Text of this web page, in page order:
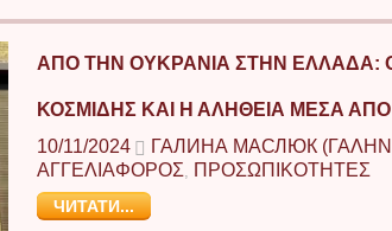
ΑΠΌ ΤΗΝ ΟΥΚΡΑΝΊΑ ΣΤΗΝ ΕΛΛΆΔΑ:
ΚΟΣΜΊΔΗΣ ΚΑΙ Η ΑΛΉΘΕΙΑ ΜΈΣΑ
10/11/2024
ГАЛИНА МАСЛЮК
ΑΓΓΕΛΙΑΦΟΡΟΣ, ΠΡΟΣΩΠΙΚΟΤΗΤΕΣ
ЧИТАТИ...